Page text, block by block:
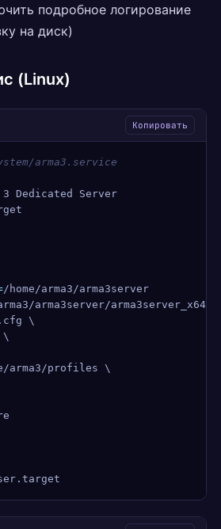
подробное логирование
на диск)
(Linux)
Копировать
arma3.service
3 Dedicated Server
/home/arma3/arma3server
arma3server/arma3server_x64 \
\
\
arma3/profiles \